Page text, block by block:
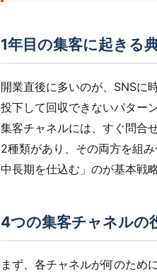
1年目の集客に起きる
開業直後に多いのが、SNSに
投下して回収できないパター
集客チャネルには、すぐ問合
2種類があり、その両方を組
中長期を仕込む」のが基本戦
4つの集客チャネルの
まず、各チャネルが何のため